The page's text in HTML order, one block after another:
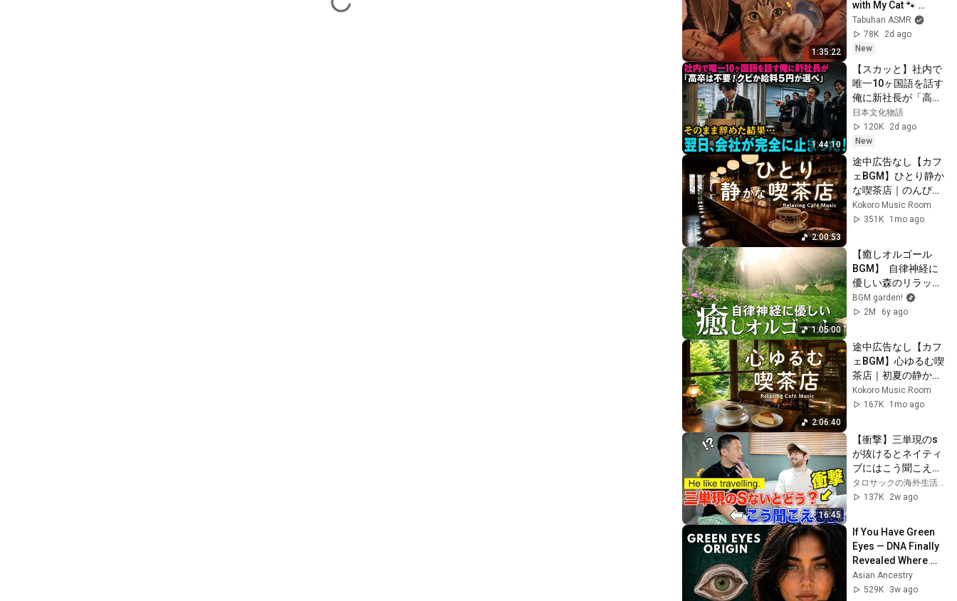
1:35:22
with My Cat 🐾
Purring & Reiki for
Sleep & Stress
Relief
Tabuhan ASMR
78K
2d ago
New
1:44:10
【スカッと】社内で
唯一10ヶ国語を話す
俺に新社長が「高卒
は不要！クビか給料
５円か選べ」と言っ
てきた。そのまま辞
めた結果
日本文化物語
120K
2d ago
New
2:00:53
途中広告なし【カフ
ェBGM】ひとり静か
な喫茶店｜のんびり
過ごす午後の時間｜
作業用・読書・リラ
Kokoro Music Room
351K
1mo ago
1:05:00
【癒しオルゴール
BGM】  自律神経に
優しい森のリラック
ス音楽
BGM.garden!
2M
6y ago
2:06:40
途中広告なし【カフ
ェBGM】心ゆるむ喫
茶店｜初夏の静かな
ひとり時間｜作業
用・読書・リラック
Kokoro Music Room
167K
1mo ago
16:45
【衝撃】三単現のs
が抜けるとネイティ
ブにはこう聞こえま
す。
タロサックの海外生活ダイアリーTAROSAC
137K
2w ago
If You Have Green
Eyes — DNA Finally
Revealed Where
They Really Come
From
Asian Ancestry
529K
3w ago